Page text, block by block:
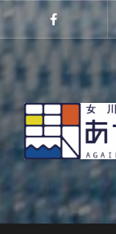
コ
テ
へ
ス
Facebook